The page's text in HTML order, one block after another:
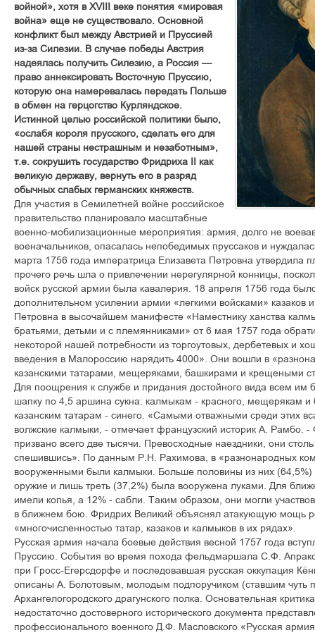
войной», хотя в XVIII веке понятия «мировая
война» еще не существовало. Основной
конфликт был между Австрией и Пруссией
из-за Силезии. В случае победы Австрия
надеялась получить Силезию, а Россия —
право аннексировать Восточную Пруссию,
которую она намеревалась передать Польше
в обмен на герцогство Курляндское.
Истинной целью российской политики было,
«ослабя короля прусского, сделать его для
нашей страны нестрашным и незаботным»,
т.е. сокрушить государство Фридриха II как
великую державу, вернуть его в разряд
обычных слабых германских княжеств.
Для участия в Семилетней войне российское
правительство планировало масштабные
военно-мобилизационные мероприятия: армия, долго не
военачальников, опасалась непобедимых пруссаков и
марта 1756 года императрица Елизавета Петровна утвердила
прочего речь шла о привлечении нерегулярной конницы,
войск русской армии была кавалерия. 18 апреля 1756 года
дополнительном усилении армии «легкими войсками» казаков
Петровна в высочайшем манифесте «Наместнику ханства
братьями, детьми и с племянниками» от 6 мая 1757 года
некоторой нашей потребности из торгоутовых, дербетевых и
введения в Малороссию нарядить 4000». Они вошли в
казанскими татарами, мещеряками, башкирами и крещеными
Для поощрения к службе и придания достойного вида всем им
шапку по 4,5 аршина сукна: калмыкам - красного, мещерякам и
казанским татарам - синего. «Самыми отважными среди этих
волжские калмыки, - отмечает французский историк А. Рамбо. -
призвано всего две тысячи. Превосходные наездники, они
спешившись». По данным Р.Н. Рахимова, в «разнонародных
вооруженными были калмыки. Больше половины из них (64,5%)
оружие и лишь треть (37,2%) была вооружена луками. Для
имели копья, а 12% - сабли. Таким образом, они могли
в ближнем бою. Фридрих Великий объяснял атакующую мощь
«многочисленностью татар, казаков и калмыков в их рядах».
Русская армия начала боевые действия весной 1757 года
Пруссию. События во время похода фельдмаршала С.Ф.
при Гросс-Егерсдорфе и последовавшая русская оккупация
описаны А. Болотовым, молодым подпоручиком (ставшим чуть
Архангелогородского драгунского полка. Основательная
недостаточно достоверного исторического документа
профессионального военного Д.Ф. Масловского «Русская